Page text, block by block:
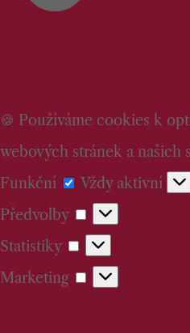
🍪 Používáme cookies k
webových stránek a našich
Funkční
Funkční
Vždy aktivní
Předvolby
Předvolby
Statistiky
Statistiky
Marketing
Marketing